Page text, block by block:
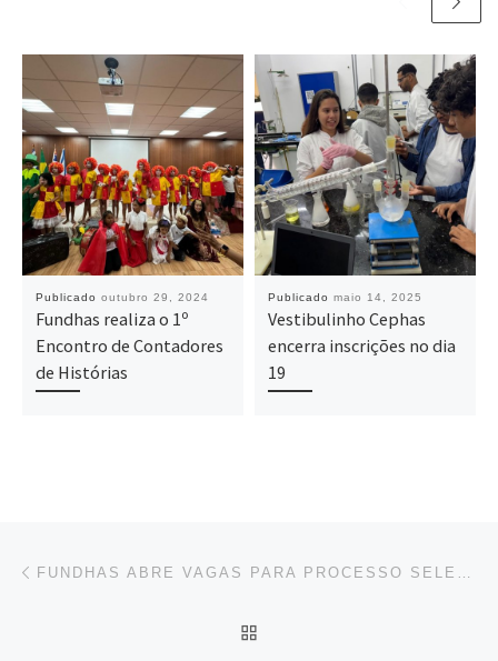
Publicado outubro 29, 2024
Fundhas realiza o 1º
Encontro de Contadores
de Histórias
Publicado maio 14, 2025
Vestibulinho Cephas
encerra inscrições no dia
19
Navegação do post